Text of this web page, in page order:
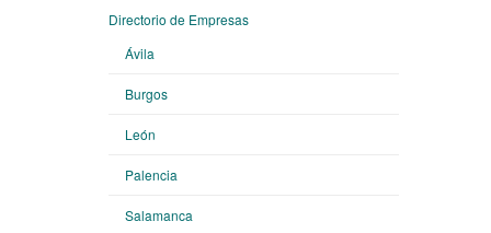
Directorio de Empresas
Ávila
Burgos
León
Palencia
Salamanca